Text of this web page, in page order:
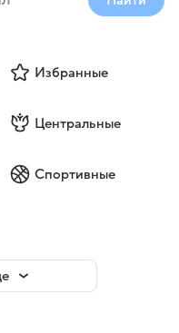
Избранные
Центральные
Спортивные